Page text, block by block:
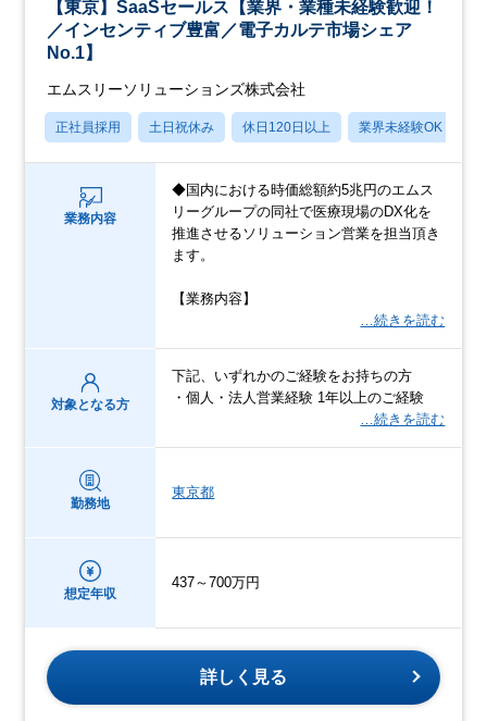
【東京】SaaSセールス【業界・業種未経験歓迎！
／インセンティブ豊富／電子カルテ市場シェア
No.1】
エムスリーソリューションズ株式会社
正社員採用 土日祝休み 休日120日以上 業界未経験OK
業務内容
◆国内における時価総額約5兆円のエムス
リーグループの同社で医療現場のDX化を
推進させるソリューション営業を担当頂き
ます。
【業務内容】
…続きを読む
対象となる方
下記、いずれかのご経験をお持ちの方
・個人・法人営業経験 1年以上のご経験
…続きを読む
勤務地
東京都
想定年収
437～700万円
詳しく見る